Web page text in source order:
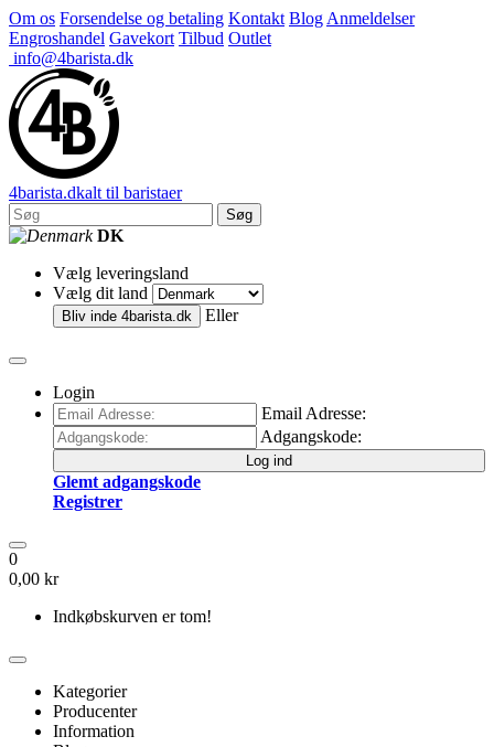
Om os Forsendelse og betaling Kontakt Blog Anmeldelser
Engroshandel Gavekort Tilbud Outlet
info@4barista.dk
4barista.dkalt til baristaer
Søg
DK
Vælg leveringsland
Vælg dit land
Bliv inde 4barista.dk Eller
Login
Email Adresse:
Adgangskode:
Log ind
Glemt adgangskode
Registrer
0
0,00 kr
Indkøbskurven er tom!
Kategorier
Producenter
Information